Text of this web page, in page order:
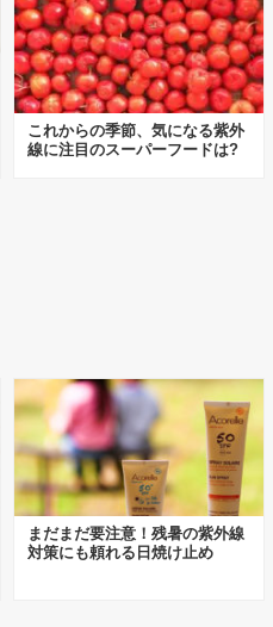
これからの季節、気になる紫外
線に注目のスーパーフードは?
まだまだ要注意！残暑の紫外線
対策にも頼れる日焼け止め